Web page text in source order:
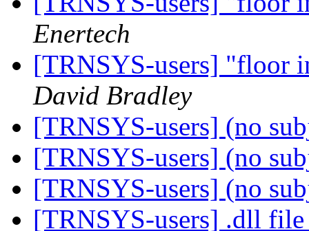
Enertech
[TRNSYS-users] "floor
David Bradley
[TRNSYS-users] (no
[TRNSYS-users] (no
[TRNSYS-users] (no
[TRNSYS-users] .dll